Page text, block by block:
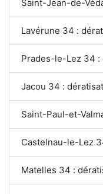
Saint-Jean-de-
Lavérune 34 :
Prades-le-Lez 34 :
Jacou 34 :
Saint-Paul-et-
Castelnau-le-Lez
Matelles 34 :